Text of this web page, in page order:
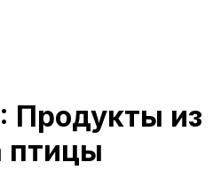
из
птицы